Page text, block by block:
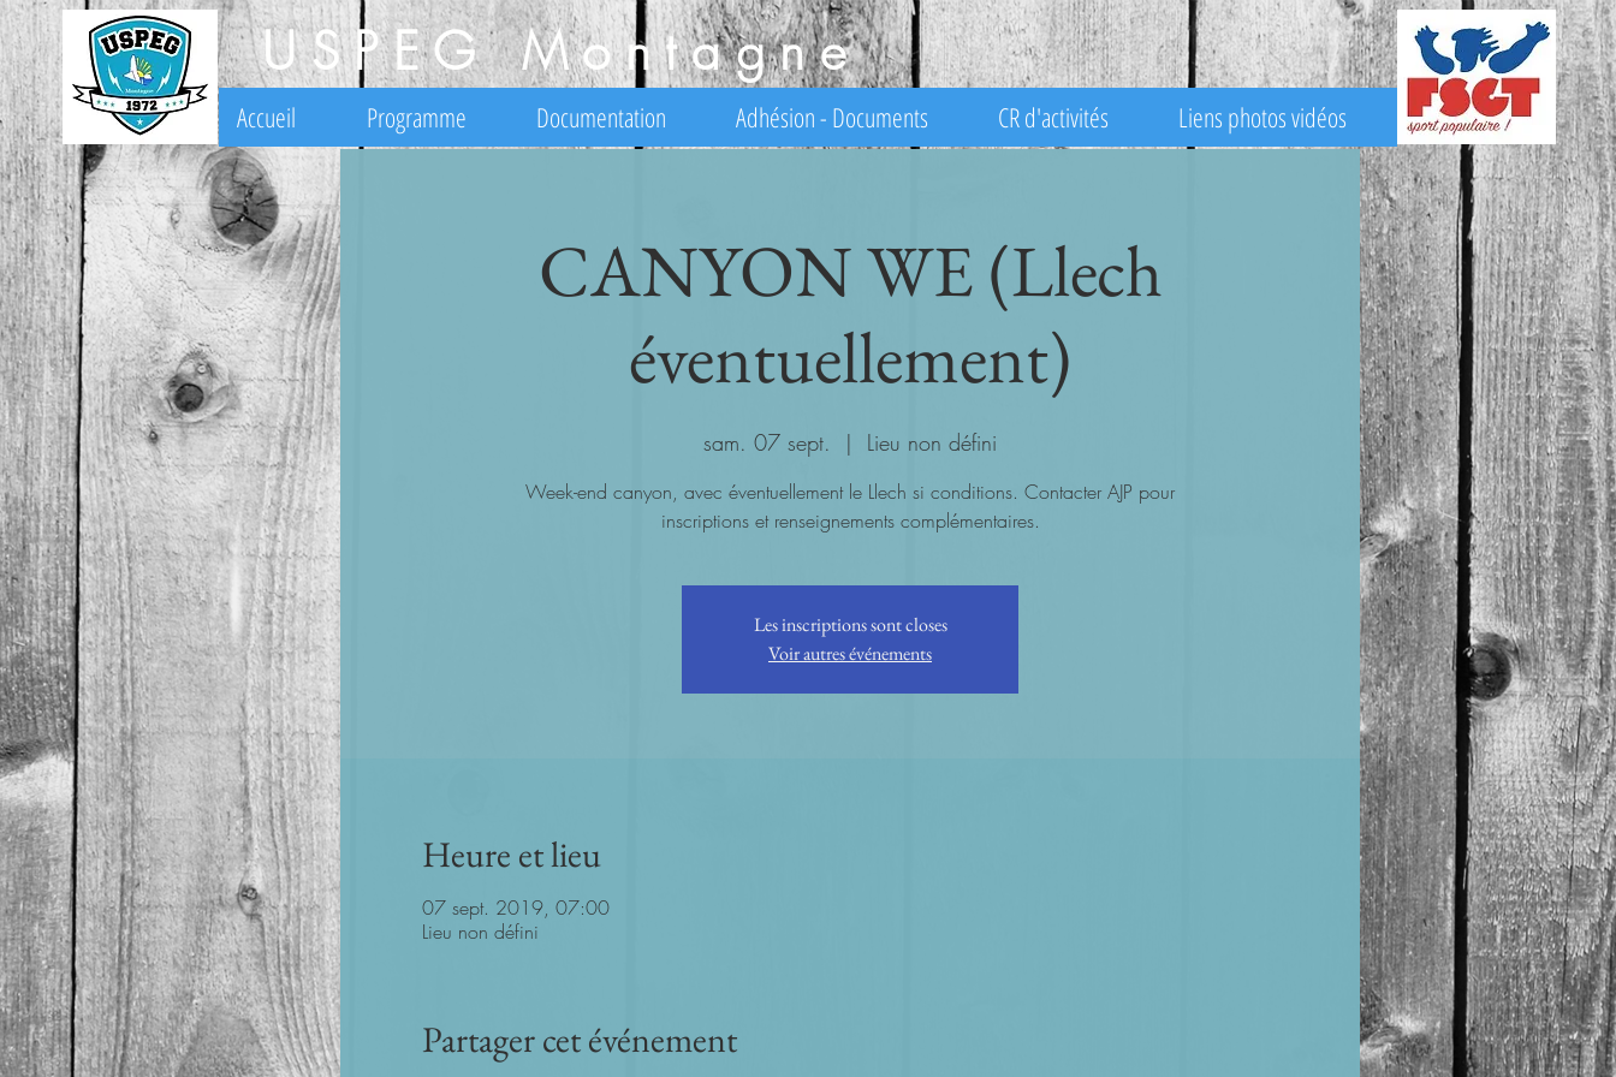
USPEG Montagne
Accueil Programme Documentation Adhésion - Documents CR d'activités Liens photos vidéos
CANYON WE (Llech
éventuellement)
sam. 07 sept.
  |
Lieu non défini
Week-end canyon, avec éventuellement le Llech si conditions. Contacter AJP pour
inscriptions et renseignements complémentaires.
Les inscriptions sont closes
Voir autres événements
Heure et lieu
07 sept. 2019, 07:00
Lieu non défini
Partager cet événement